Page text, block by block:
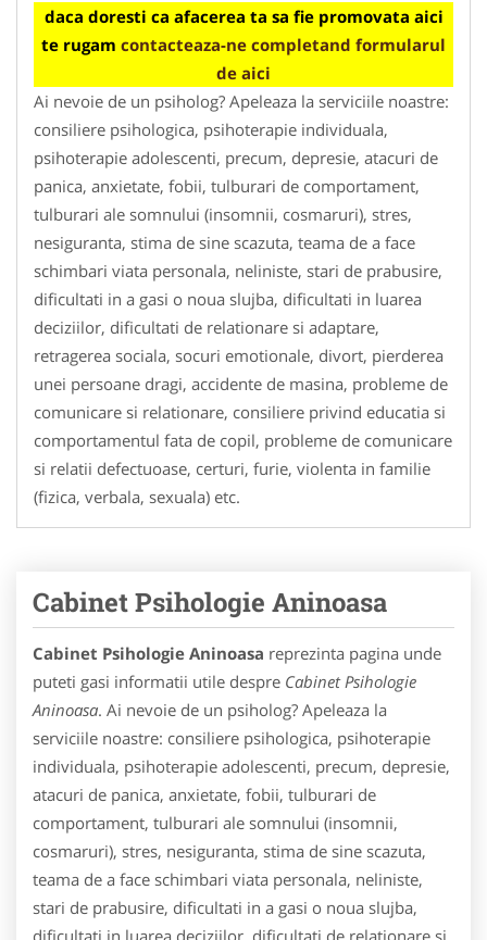
daca doresti ca afacerea ta sa fie promovata aici
te rugam contacteaza-ne completand formularul
de aici
Ai nevoie de un psiholog? Apeleaza la serviciile noastre:
consiliere psihologica, psihoterapie individuala,
psihoterapie adolescenti, precum, depresie, atacuri de
panica, anxietate, fobii, tulburari de comportament,
tulburari ale somnului (insomnii, cosmaruri), stres,
nesiguranta, stima de sine scazuta, teama de a face
schimbari viata personala, neliniste, stari de prabusire,
dificultati in a gasi o noua slujba, dificultati in luarea
deciziilor, dificultati de relationare si adaptare,
retragerea sociala, socuri emotionale, divort, pierderea
unei persoane dragi, accidente de masina, probleme de
comunicare si relationare, consiliere privind educatia si
comportamentul fata de copil, probleme de comunicare
si relatii defectuoase, certuri, furie, violenta in familie
(fizica, verbala, sexuala) etc.
Cabinet Psihologie Aninoasa
Cabinet Psihologie Aninoasa reprezinta pagina unde
puteti gasi informatii utile despre Cabinet Psihologie
Aninoasa. Ai nevoie de un psiholog? Apeleaza la
serviciile noastre: consiliere psihologica, psihoterapie
individuala, psihoterapie adolescenti, precum, depresie,
atacuri de panica, anxietate, fobii, tulburari de
comportament, tulburari ale somnului (insomnii,
cosmaruri), stres, nesiguranta, stima de sine scazuta,
teama de a face schimbari viata personala, neliniste,
stari de prabusire, dificultati in a gasi o noua slujba,
dificultati in luarea deciziilor, dificultati de relationare si